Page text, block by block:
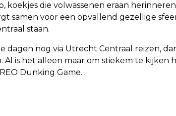
koekjes die volwassenen eraan
samen voor een opvallend gezellige
staan.
dagen nog via Utrecht Centraal reizen,
is het alleen maar om stiekem te kijken
Dunking Game.